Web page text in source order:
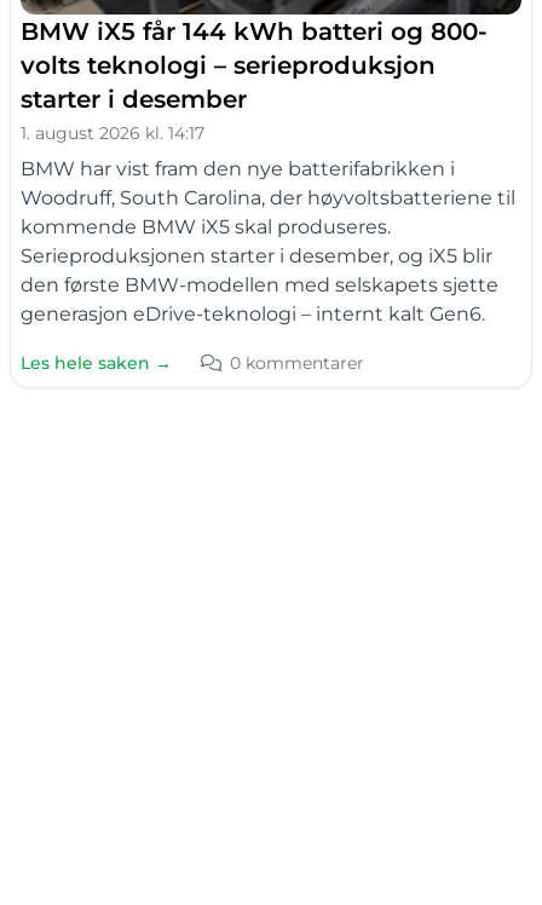
BMW iX5 får 144 kWh batteri og 800-
volts teknologi – serieproduksjon
starter i desember
1. august 2026 kl. 14:17
BMW har vist fram den nye batterifabrikken i
Woodruff, South Carolina, der høyvoltsbatteriene til
kommende BMW iX5 skal produseres.
Serieproduksjonen starter i desember, og iX5 blir
den første BMW-modellen med selskapets sjette
generasjon eDrive-teknologi – internt kalt Gen6.
Les hele saken → 0 kommentarer